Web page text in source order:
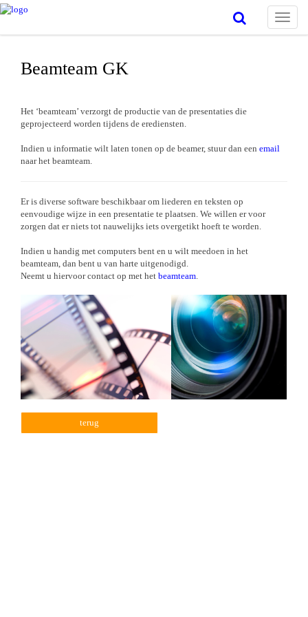
Toggle
Beamteam GK
Het ‘beamteam’ verzorgt de productie van de presentaties die
geprojecteerd worden tijdens de erediensten.
Indien u informatie wilt laten tonen op de beamer, stuur dan een email
naar het beamteam.
Er is diverse software beschikbaar om liederen en teksten op
eenvoudige wijze in een presentatie te plaatsen. We willen er voor
zorgen dat er niets tot nauwelijks iets overgetikt hoeft te worden.
Indien u handig met computers bent en u wilt meedoen in het
beamteam, dan bent u van harte uitgenodigd.
Neemt u hiervoor contact op met het beamteam.
terug